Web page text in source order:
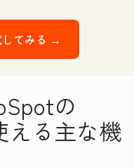
してみる →
の
える主な機